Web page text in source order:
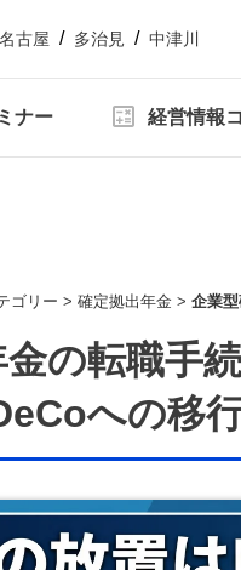
名古屋 多治見 中津川
ナー 経営情報
年金導入セミナー
学ぶ トップ対談セミナー
(全5回)
決算書の読み方塾
入金による資金調達のメリ
デメリットと返済以外の解
について解説！
名古屋オフィ
た
ゴリー > 確定拠出年金 > 企業
の転職手
への移